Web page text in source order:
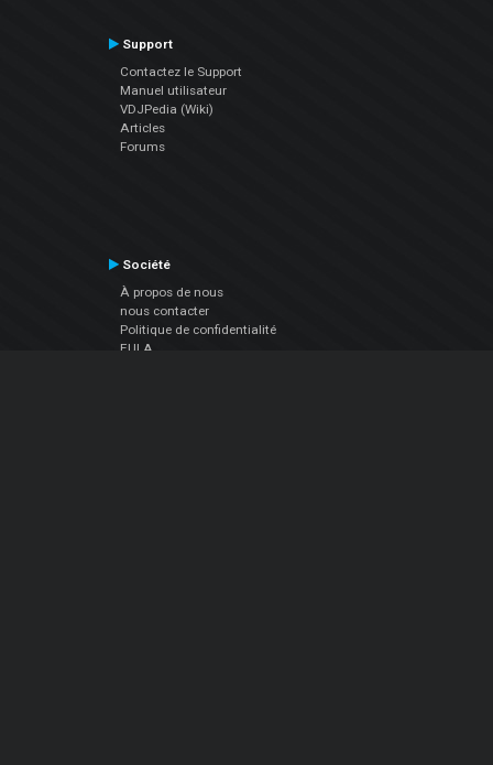
Support
Contactez le Support
Manuel utilisateur
VDJPedia (Wiki)
Articles
Forums
Société
À propos de nous
nous contacter
Politique de confidentialité
EULA